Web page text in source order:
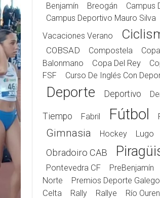
Benjamín Breogán
Campus
Campus Deportivo Mauro Silva
Vacaciones Verano
COBSAD Compostela
Balonmano
Copa Del Rey
FSF
Curso De Inglés Con
Deporte Deportivo
Tiempo Fabril Fútbol
Gimnasia Hockey Lugo
Obradoiro CAB
Pontevedra CF PreBenjamín
Norte
Premios Deporte Galego
Celta
Rally Rallye
Río